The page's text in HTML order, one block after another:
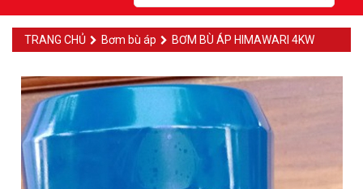
TRANG CHỦ Bơm bù áp BƠM BÙ ÁP HIMAWARI 4KW